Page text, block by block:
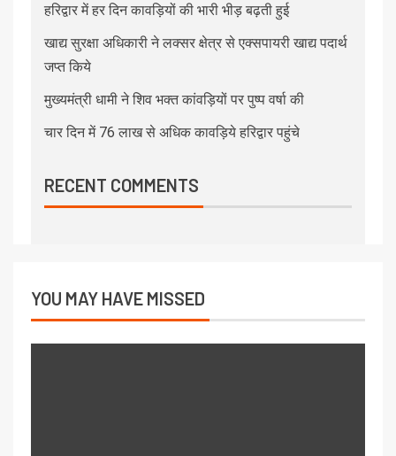
हरिद्वार में हर दिन कावड़ियों की भारी भीड़ बढ़ती हुई
खाद्य सुरक्षा अधिकारी ने लक्सर क्षेत्र से एक्सपायरी खाद्य पदार्थ
जप्त किये
मुख्यमंत्री धामी ने शिव भक्त कांवड़ियों पर पुष्प वर्षा की
चार दिन में 76 लाख से अधिक कावड़िये हरिद्वार पहुंचे
RECENT COMMENTS
YOU MAY HAVE MISSED